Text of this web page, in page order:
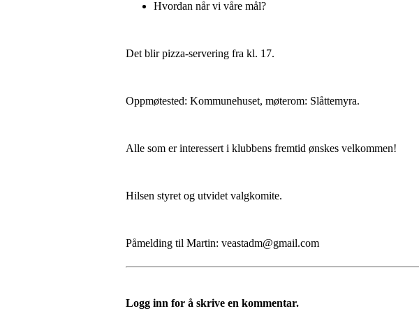
Hvordan når vi våre mål?
Det blir pizza-servering fra kl. 17.
Oppmøtested: Kommunehuset, møterom: Slåttemyra.
Alle som er interessert i klubbens fremtid ønskes velkommen!
Hilsen styret og utvidet valgkomite.
Påmelding til Martin: veastadm@gmail.com
Logg inn for å skrive en kommentar.